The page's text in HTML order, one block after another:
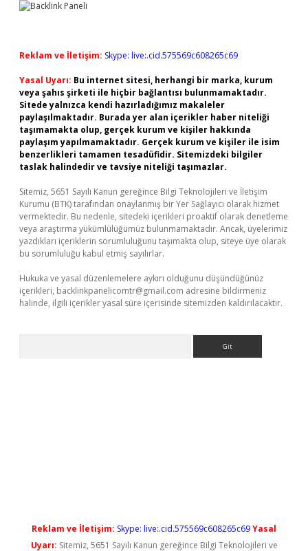
Reklam ve İletişim: Skype: live:.cid.575569c608265c69
Yasal Uyarı: Bu internet sitesi, herhangi bir marka, kurum
veya şahıs şirketi ile hiçbir bağlantısı bulunmamaktadır.
Sitede yalnızca kendi hazırladığımız makaleler
paylaşılmaktadır. Burada yer alan içerikler haber niteliği
taşımamakta olup, gerçek kurum ve kişiler hakkında
paylaşım yapılmamaktadır. Gerçek kurum ve kişiler ile isim
benzerlikleri tamamen tesadüfidir. Sitemizdeki bilgiler
taslak halindedir ve tavsiye niteliği taşımazlar.
Sitemiz, 5651 Sayılı Kanun gereğince Bilgi Teknolojileri ve İletişim
Kurumu (BTK) tarafından onaylanmış bir Yer Sağlayıcı olarak hizmet
vermektedir. Bu nedenle, sitedeki içerikleri proaktif olarak denetleme
veya araştırma yükümlülüğümüz bulunmamaktadır. Ancak, üyelerimiz
yazdıkları içeriklerin sorumluluğunu taşımakta olup, siteye üye olarak
bu sorumluluğu kabul etmiş sayılırlar.
Hukuka ve yasal düzenlemelere aykırı olduğunu düşündüğünüz
içerikleri, backlinkpanelicomtr@gmail.com adresine bildirmeniz
halinde, ilgili içerikler yasal süre içerisinde sitemizden kaldırılacaktır.
Reklam ve İletişim: Skype: live:.cid.575569c608265c69Yasal
Uyarı: Sitemiz, 5651 Sayılı Kanun gereğince Bilgi Teknolojileri ve